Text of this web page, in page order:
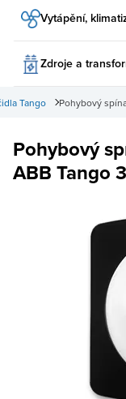
Vytápění,
Zdroje a
Pohybový
Tango
Pohybový
ABB Tango